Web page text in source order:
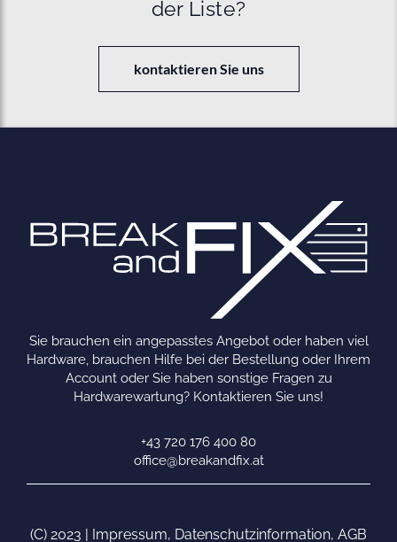
der Liste?
kontaktieren Sie uns
Sie brauchen ein angepasstes Angebot oder haben viel
Hardware, brauchen Hilfe bei der Bestellung oder Ihrem
Account oder Sie haben sonstige Fragen zu
Hardwarewartung? Kontaktieren Sie uns!
+43 720 176 400 80
office@breakandfix.at
(C) 2023 | Impressum, Datenschutzinformation, AGB